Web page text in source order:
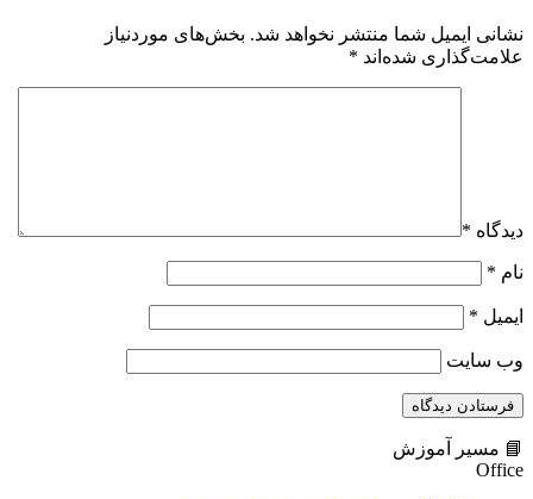
نشانی ایمیل شما منتشر نخواهد شد. بخش‌های موردنیاز
علامت‌گذاری شده‌اند *
دیدگاه *
نام *
ایمیل *
وب‌ سایت
📘 مسیر آموزش
Office